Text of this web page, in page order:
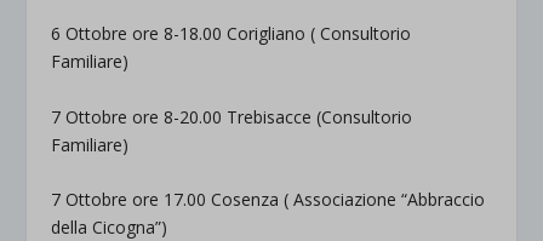
6 Ottobre ore 8-18.00 Corigliano ( Consultorio
Familiare)
7 Ottobre ore 8-20.00 Trebisacce (Consultorio
Familiare)
7 Ottobre ore 17.00 Cosenza ( Associazione “Abbraccio
della Cicogna”)